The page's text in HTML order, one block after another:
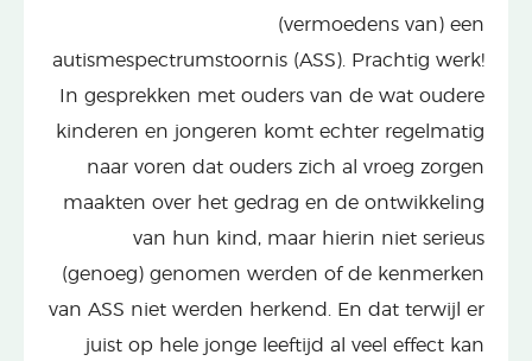
(vermoedens van) een
autismespectrumstoornis (ASS). Prachtig werk!
In gesprekken met ouders van de wat oudere
kinderen en jongeren komt echter regelmatig
naar voren dat ouders zich al vroeg zorgen
maakten over het gedrag en de ontwikkeling
van hun kind, maar hierin niet serieus
(genoeg) genomen werden of de kenmerken
van ASS niet werden herkend. En dat terwijl er
juist op hele jonge leeftijd al veel effect kan